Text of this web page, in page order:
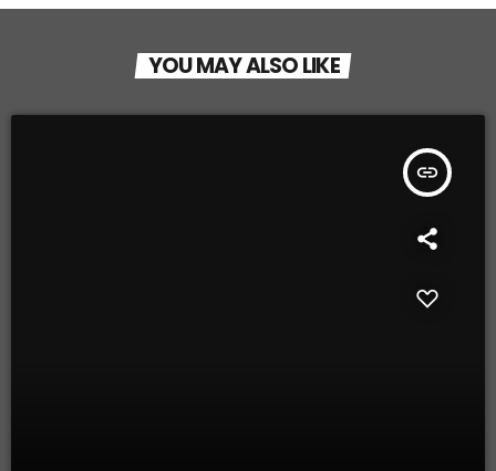
YOU MAY ALSO LIKE
insert_link